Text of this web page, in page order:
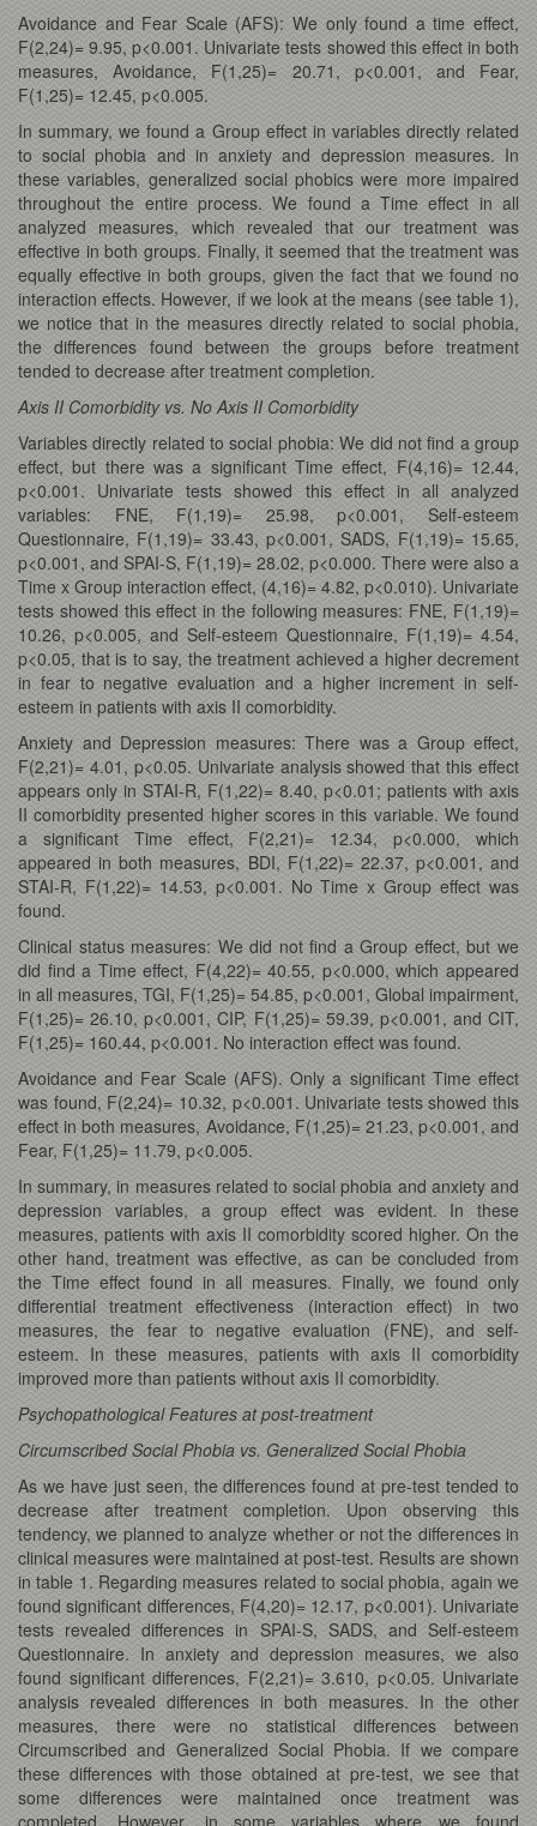
Avoidance and Fear Scale (AFS): We only found a time effect,
F(2,24)= 9.95, p<0.001. Univariate tests showed this effect in both
measures, Avoidance, F(1,25)= 20.71, p<0.001, and Fear,
F(1,25)= 12.45, p<0.005.
In summary, we found a Group effect in variables directly related
to social phobia and in anxiety and depression measures. In
these variables, generalized social phobics were more impaired
throughout the entire process. We found a Time effect in all
analyzed measures, which revealed that our treatment was
effective in both groups. Finally, it seemed that the treatment was
equally effective in both groups, given the fact that we found no
interaction effects. However, if we look at the means (see table 1),
we notice that in the measures directly related to social phobia,
the differences found between the groups before treatment
tended to decrease after treatment completion.
Axis II Comorbidity vs. No Axis II Comorbidity
Variables directly related to social phobia: We did not find a group
effect, but there was a significant Time effect, F(4,16)= 12.44,
p<0.001. Univariate tests showed this effect in all analyzed
variables: FNE, F(1,19)= 25.98, p<0.001, Self-esteem
Questionnaire, F(1,19)= 33.43, p<0.001, SADS, F(1,19)= 15.65,
p<0.001, and SPAI-S, F(1,19)= 28.02, p<0.000. There were also a
Time x Group interaction effect, (4,16)= 4.82, p<0.010). Univariate
tests showed this effect in the following measures: FNE, F(1,19)=
10.26, p<0.005, and Self-esteem Questionnaire, F(1,19)= 4.54,
p<0.05, that is to say, the treatment achieved a higher decrement
in fear to negative evaluation and a higher increment in self-
esteem in patients with axis II comorbidity.
Anxiety and Depression measures: There was a Group effect,
F(2,21)= 4.01, p<0.05. Univariate analysis showed that this effect
appears only in STAI-R, F(1,22)= 8.40, p<0.01; patients with axis
II comorbidity presented higher scores in this variable. We found
a significant Time effect, F(2,21)= 12.34, p<0.000, which
appeared in both measures, BDI, F(1,22)= 22.37, p<0.001, and
STAI-R, F(1,22)= 14.53, p<0.001. No Time x Group effect was
found.
Clinical status measures: We did not find a Group effect, but we
did find a Time effect, F(4,22)= 40.55, p<0.000, which appeared
in all measures, TGI, F(1,25)= 54.85, p<0.001, Global impairment,
F(1,25)= 26.10, p<0.001, CIP, F(1,25)= 59.39, p<0.001, and CIT,
F(1,25)= 160.44, p<0.001. No interaction effect was found.
Avoidance and Fear Scale (AFS). Only a significant Time effect
was found, F(2,24)= 10.32, p<0.001. Univariate tests showed this
effect in both measures, Avoidance, F(1,25)= 21.23, p<0.001, and
Fear, F(1,25)= 11.79, p<0.005.
In summary, in measures related to social phobia and anxiety and
depression variables, a group effect was evident. In these
measures, patients with axis II comorbidity scored higher. On the
other hand, treatment was effective, as can be concluded from
the Time effect found in all measures. Finally, we found only
differential treatment effectiveness (interaction effect) in two
measures, the fear to negative evaluation (FNE), and self-
esteem. In these measures, patients with axis II comorbidity
improved more than patients without axis II comorbidity.
Psychopathological Features at post-treatment
Circumscribed Social Phobia vs. Generalized Social Phobia
As we have just seen, the differences found at pre-test tended to
decrease after treatment completion. Upon observing this
tendency, we planned to analyze whether or not the differences in
clinical measures were maintained at post-test. Results are shown
in table 1. Regarding measures related to social phobia, again we
found significant differences, F(4,20)= 12.17, p<0.001). Univariate
tests revealed differences in SPAI-S, SADS, and Self-esteem
Questionnaire. In anxiety and depression measures, we also
found significant differences, F(2,21)= 3.610, p<0.05. Univariate
analysis revealed differences in both measures. In the other
measures, there were no statistical differences between
Circumscribed and Generalized Social Phobia. If we compare
these differences with those obtained at pre-test, we see that
some differences were maintained once treatment was
completed. However, in some variables where we found